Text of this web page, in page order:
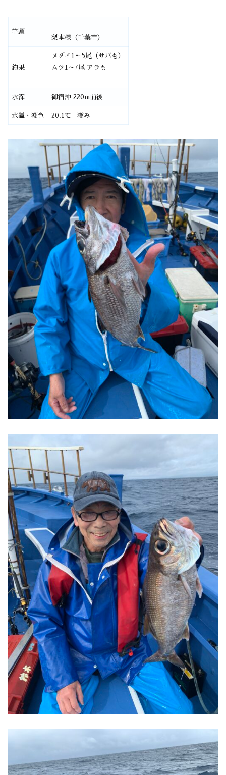
竿頭
梨本様（千葉市）
釣果
メダイ1～5尾（サバも）
ムツ1～7尾 アラも
水深 御宿沖 220m前後
水温・潮色 20.1℃ 澄み